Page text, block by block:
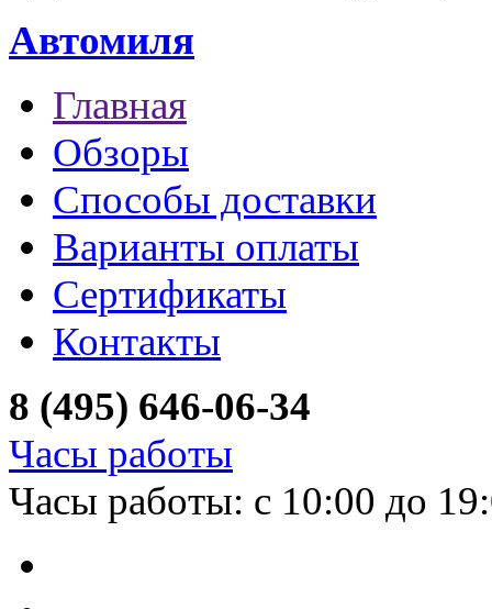
Автомиля
Главная
Обзоры
Способы доставки
Варианты оплаты
Сертификаты
Контакты
8 (495) 646-06-34
Часы работы
Часы работы: с 10:00 до